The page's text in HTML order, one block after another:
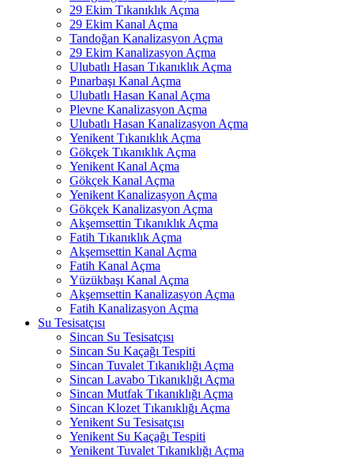
29 Ekim Tıkanıklık Açma
29 Ekim Kanal Açma
Tandoğan Kanalizasyon Açma
29 Ekim Kanalizasyon Açma
Ulubatlı Hasan Tıkanıklık Açma
Pınarbaşı Kanal Açma
Ulubatlı Hasan Kanal Açma
Plevne Kanalizasyon Açma
Ulubatlı Hasan Kanalizasyon Açma
Yenikent Tıkanıklık Açma
Gökçek Tıkanıklık Açma
Yenikent Kanal Açma
Gökçek Kanal Açma
Yenikent Kanalizasyon Açma
Gökçek Kanalizasyon Açma
Akşemsettin Tıkanıklık Açma
Fatih Tıkanıklık Açma
Akşemsettin Kanal Açma
Fatih Kanal Açma
Yüzükbaşı Kanal Açma
Akşemsettin Kanalizasyon Açma
Fatih Kanalizasyon Açma
Su Tesisatçısı
Sincan Su Tesisatçısı
Sincan Su Kaçağı Tespiti
Sincan Tuvalet Tıkanıklığı Açma
Sincan Lavabo Tıkanıklığı Açma
Sincan Mutfak Tıkanıklığı Açma
Sincan Klozet Tıkanıklığı Açma
Yenikent Su Tesisatçısı
Yenikent Su Kaçağı Tespiti
Yenikent Tuvalet Tıkanıklığı Açma